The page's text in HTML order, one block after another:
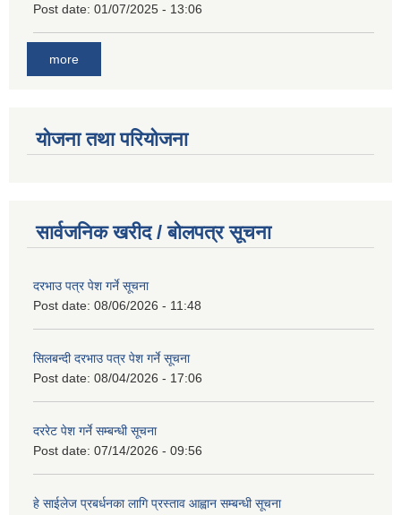
Post date: 01/07/2025 - 13:06
more
योजना तथा परियोजना
सार्वजनिक खरीद / बोलपत्र सूचना
दरभाउ पत्र पेश गर्ने सूचना
Post date: 08/06/2026 - 11:48
सिलबन्दी दरभाउ पत्र पेश गर्ने सूचना
Post date: 08/04/2026 - 17:06
दररेट पेश गर्ने सम्बन्धी सूचना
Post date: 07/14/2026 - 09:56
हे साईलेज प्रबर्धनका लागि प्रस्ताव आह्वान सम्बन्धी सूचना